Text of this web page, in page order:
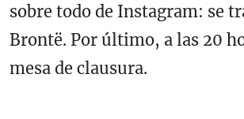
sobre todo de Instagram: se
Brontë. Por último, a las 20
mesa de clausura.